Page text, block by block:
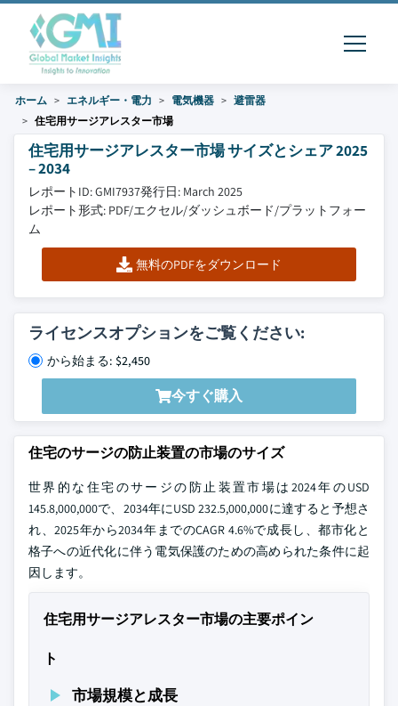
ホーム エネルギー・電力 電気機器
避雷器
住宅用サージアレスター市場
住宅用サージアレスター市場 サイズとシェア 2025
– 2034
レポートID: GMI7937発行日: March 2025
レポート形式: PDF/エクセル/ダッシュボード/プラットフォー
ム
無料のPDFをダウンロード
ライセンスオプションをご覧ください:
から始まる: $2,450
今すぐ購入
住宅のサージの防止装置の市場のサイズ
世界的な住宅のサージの防止装置市場は2024年のUSD
145.8,000,000で、2034年にUSD 232.5,000,000に達すると予想さ
れ、2025年から2034年までのCAGR 4.6%で成長し、都市化と
格子への近代化に伴う電気保護のための高められた条件に起
因します。
住宅用サージアレスター市場の主要ポイン
ト
市場規模と成長